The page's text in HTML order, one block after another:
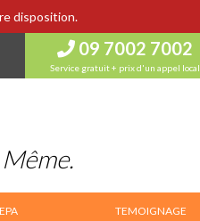
disposition.
09 7002 7002
Service gratuit + prix d'un appel local
TEMOIGNAGE